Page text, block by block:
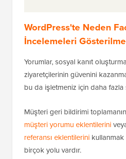
WordPress'te Neden
İncelemeleri
Yorumlar, sosyal kanıt
ziyaretçilerinin güvenini
bu da işletmeniz için daha fazla
Müşteri geri bildirimi
müşteri yorumu eklentilerini
referansı eklentilerini
birçok yolu vardır.